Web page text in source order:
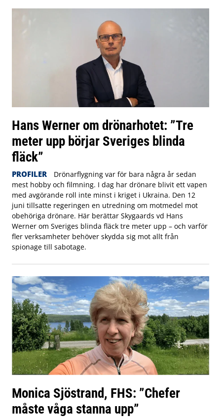
Hans Werner om drönarhotet: ”Tre
meter upp börjar Sveriges blinda
fläck”
PROFILER
Drönarflygning var för bara några år sedan
mest hobby och filmning. I dag har drönare blivit ett vapen
med avgörande roll inte minst i kriget i Ukraina. Den 12
juni tillsatte regeringen en utredning om motmedel mot
obehöriga drönare. Här berättar Skygaards vd Hans
Werner om Sveriges blinda fläck tre meter upp – och varför
fler verksamheter behöver skydda sig mot allt från
spionage till sabotage.
Monica Sjöstrand, FHS: ”Chefer
måste våga stanna upp”